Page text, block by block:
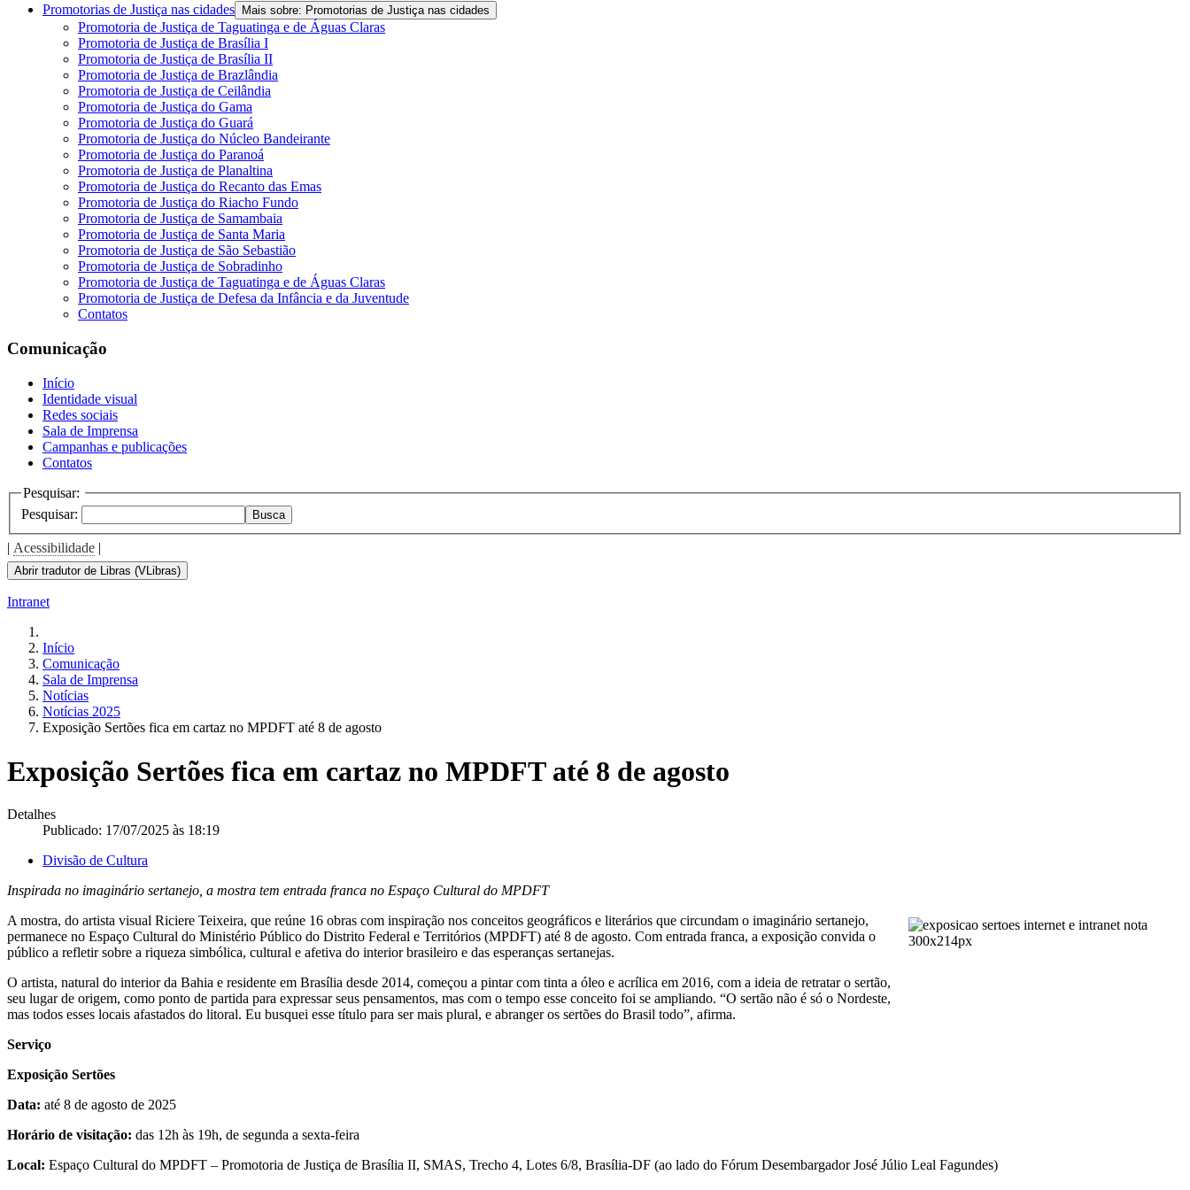
Promotorias de Justiça nas cidades
Mais sobre: Promotorias de Justiça nas cidades
Promotoria de Justiça de Taguatinga e de Águas Claras
Promotoria de Justiça de Brasília I
Promotoria de Justiça de Brasília II
Promotoria de Justiça de Brazlândia
Promotoria de Justiça de Ceilândia
Promotoria de Justiça do Gama
Promotoria de Justiça do Guará
Promotoria de Justiça do Núcleo Bandeirante
Promotoria de Justiça do Paranoá
Promotoria de Justiça de Planaltina
Promotoria de Justiça do Recanto das Emas
Promotoria de Justiça do Riacho Fundo
Promotoria de Justiça de Samambaia
Promotoria de Justiça de Santa Maria
Promotoria de Justiça de São Sebastião
Promotoria de Justiça de Sobradinho
Promotoria de Justiça de Taguatinga e de Águas Claras
Promotoria de Justiça de Defesa da Infância e da Juventude
Contatos
Comunicação
Início
Identidade visual
Redes sociais
Sala de Imprensa
Campanhas e publicações
Contatos
Pesquisar:
Pesquisar:
Busca
| Acessibilidade |
Abrir tradutor de Libras (VLibras)
Intranet
Início
Comunicação
Sala de Imprensa
Notícias
Notícias 2025
Exposição Sertões fica em cartaz no MPDFT até 8 de agosto
Exposição Sertões fica em cartaz no MPDFT até 8 de agosto
Detalhes
Publicado: 17/07/2025 às 18:19
Divisão de Cultura
Inspirada no imaginário sertanejo, a mostra tem entrada franca no Espaço Cultural do MPDFT
A mostra, do artista visual Riciere Teixeira, que reúne 16 obras com inspiração nos conceitos geográficos e literários que circundam o imaginário sertanejo,
permanece no Espaço Cultural do Ministério Público do Distrito Federal e Territórios (MPDFT) até 8 de agosto. Com entrada franca, a exposição convida o
público a refletir sobre a riqueza simbólica, cultural e afetiva do interior brasileiro e das esperanças sertanejas.
O artista, natural do interior da Bahia e residente em Brasília desde 2014, começou a pintar com tinta a óleo e acrílica em 2016, com a ideia de retratar o sertão,
seu lugar de origem, como ponto de partida para expressar seus pensamentos, mas com o tempo esse conceito foi se ampliando. “O sertão não é só o Nordeste,
mas todos esses locais afastados do litoral. Eu busquei esse título para ser mais plural, e abranger os sertões do Brasil todo”, afirma.
Serviço
Exposição Sertões
Data: até 8 de agosto de 2025
Horário de visitação: das 12h às 19h, de segunda a sexta-feira
Local: Espaço Cultural do MPDFT – Promotoria de Justiça de Brasília II, SMAS, Trecho 4, Lotes 6/8, Brasília-DF (ao lado do Fórum Desembargador José Júlio Leal Fagundes)